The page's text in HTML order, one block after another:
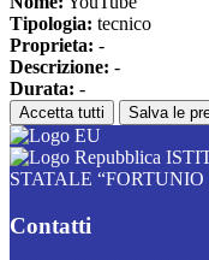
Tipologia: tecnico
Proprieta: -
Descrizione: -
Durata: -
Accetta tutti Salva le
STATALE
Contatti